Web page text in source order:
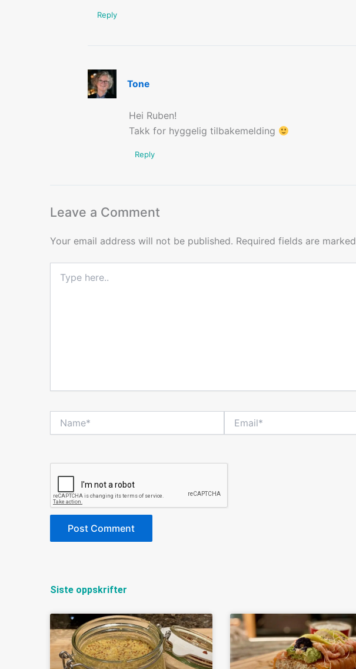
Reply
Tone
Hei Ruben!
Takk for hyggelig tilbakemelding
Reply
Leave a Comment
Your email address will not be published. Required fields are marked
here..
Siste oppskrifter